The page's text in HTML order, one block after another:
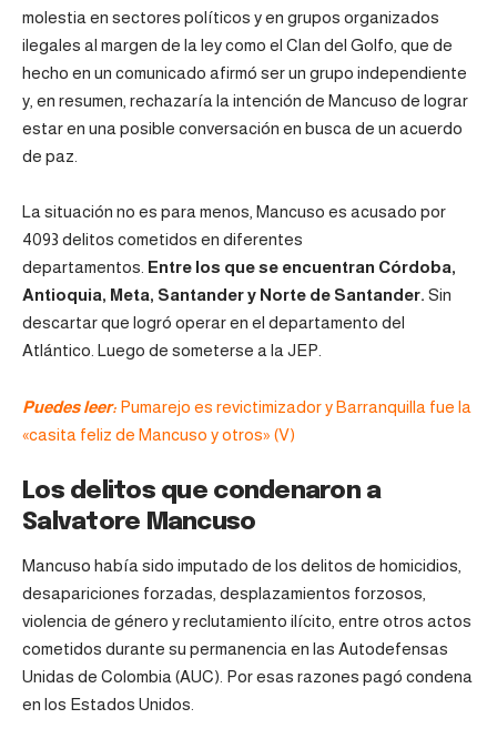
molestia en sectores políticos y en grupos organizados
ilegales al margen de la ley como el Clan del Golfo, que de
hecho en un comunicado afirmó ser un grupo independiente
y, en resumen, rechazaría la intención de Mancuso de lograr
estar en una posible conversación en busca de un acuerdo
de paz.
La situación no es para menos, Mancuso es acusado por
4093 delitos cometidos en diferentes
departamentos. Entre los que se encuentran Córdoba,
Antioquia, Meta, Santander y Norte de Santander. Sin
descartar que logró operar en el departamento del
Atlántico. Luego de someterse a la JEP.
Puedes leer: Pumarejo es revictimizador y Barranquilla fue la
«casita feliz de Mancuso y otros» (V)
Los delitos que condenaron a
Salvatore Mancuso
Mancuso había sido imputado de los delitos de homicidios,
desapariciones forzadas, desplazamientos forzosos,
violencia de género y reclutamiento ilícito, entre otros actos
cometidos durante su permanencia en las Autodefensas
Unidas de Colombia (AUC). Por esas razones pagó condena
en los Estados Unidos.